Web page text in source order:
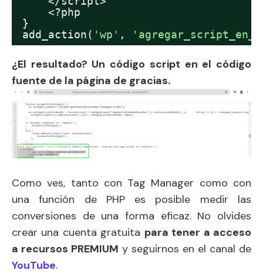
<?php
}
add_action( 'wp' ,
¿El resultado? Un código script en el código
fuente de la página de gracias.
Como ves, tanto con Tag Manager como con
una función de PHP es posible medir las
conversiones de una forma eficaz. No olvides
crear una cuenta gratuita para tener a acceso
a recursos PREMIUM y seguirnos en el canal de
YouTube.